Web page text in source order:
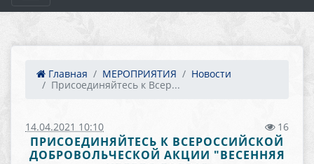
Главная МЕРОПРИЯТИЯ
Новости
Присоединяйтесь к Всер...
14.04.2021 10:10 16
ПРИСОЕДИНЯЙТЕСЬ К ВСЕРОССИЙСКОЙ
ДОБРОВОЛЬЧЕСКОЙ АКЦИИ "ВЕСЕННЯЯ